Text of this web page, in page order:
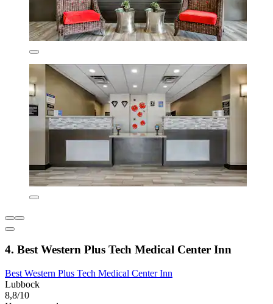
4. Best Western Plus Tech Medical Center Inn
Best Western Plus Tech Medical Center Inn
Lubbock
8,8/10